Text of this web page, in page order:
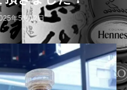
年5月12日